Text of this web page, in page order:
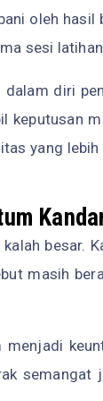
oleh hasil
sesi
diri
keputusan
yang
besar.
masih
semangat